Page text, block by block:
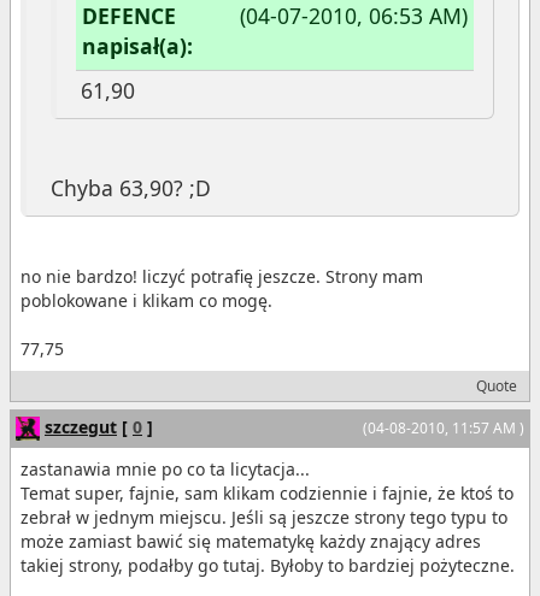
(04-07-2010, 06:53 AM)
DEFENCE
napisał(a):
61,90
Chyba 63,90? ;D
no nie bardzo! liczyć potrafię jeszcze. Strony mam
poblokowane i klikam co mogę.
77,75
Quote
(04-08-2010, 11:57 AM )
szczegut [ 0 ]
zastanawia mnie po co ta licytacja...
Temat super, fajnie, sam klikam codziennie i fajnie, że ktoś to
zebrał w jednym miejscu. Jeśli są jeszcze strony tego typu to
może zamiast bawić się matematykę każdy znający adres
takiej strony, podałby go tutaj. Byłoby to bardziej pożyteczne.